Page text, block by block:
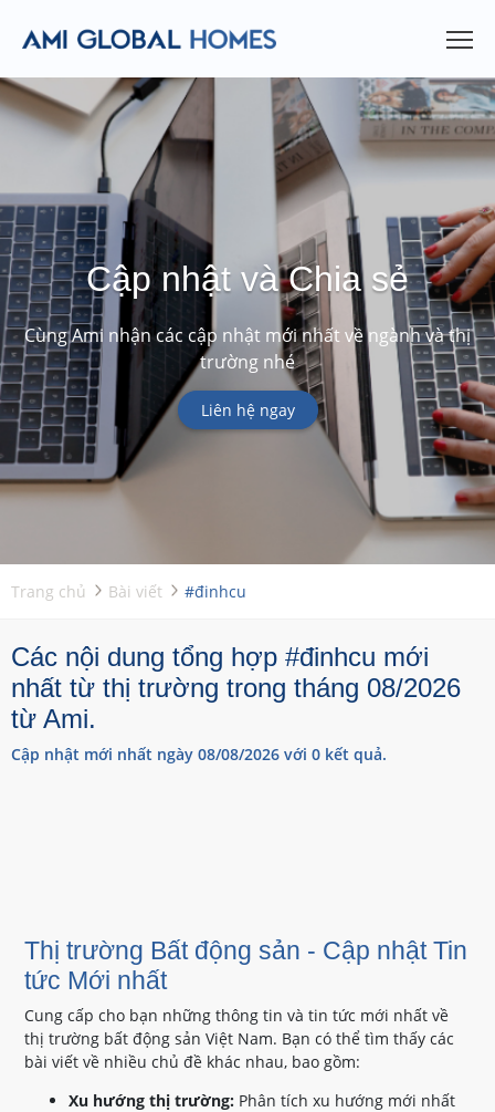
Cập nhật và Chia sẻ
Cùng Ami nhận các cập nhật mới nhất về ngành và thị
trường nhé
Liên hệ ngay
Trang chủ Bài viết #đinhcu
Các nội dung tổng hợp #đinhcu mới
nhất từ thị trường trong tháng 08/2026
từ Ami.
Cập nhật mới nhất ngày 08/08/2026 với 0 kết quả.
Thị trường Bất động sản - Cập nhật Tin
tức Mới nhất
Cung cấp cho bạn những thông tin và tin tức mới nhất về
thị trường bất động sản Việt Nam. Bạn có thể tìm thấy các
bài viết về nhiều chủ đề khác nhau, bao gồm:
Xu hướng thị trường: Phân tích xu hướng mới nhất